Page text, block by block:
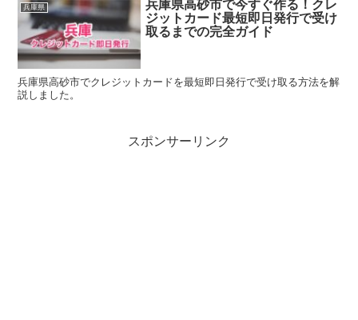
兵庫県
兵庫県高砂市で今すぐ作る！クレ
ジットカード最短即日発行で受け
取るまでの完全ガイド
兵庫県高砂市でクレジットカードを最短即日発行で受け取る方法を解
説しました。
スポンサーリンク